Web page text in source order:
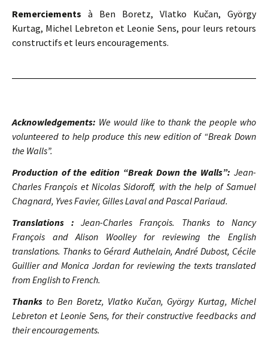
Remerciements à Ben Boretz, Vlatko Kučan, György
Kurtag, Michel Lebreton et Leonie Sens, pour leurs retours
constructifs et leurs encouragements.
Acknowledgements: We would like to thank the people who
volunteered to help produce this new edition of “Break Down
the Walls”.
Production of the edition “Break Down the Walls”: Jean-
Charles François et Nicolas Sidoroff, with the help of Samuel
Chagnard, Yves Favier, Gilles Laval and Pascal Pariaud.
Translations : Jean-Charles François. Thanks to Nancy
François and Alison Woolley for reviewing the English
translations. Thanks to Gérard Authelain, André Dubost, Cécile
Guillier and Monica Jordan for reviewing the texts translated
from English to French.
Thanks to Ben Boretz, Vlatko Kučan, György Kurtag, Michel
Lebreton et Leonie Sens, for their constructive feedbacks and
their encouragements.